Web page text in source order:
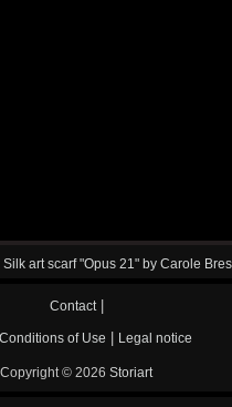
Silk art scarf "Opus 21" by Carole
Contact|
Conditions of Use Legal notice
Copyright © 2026 Storiart